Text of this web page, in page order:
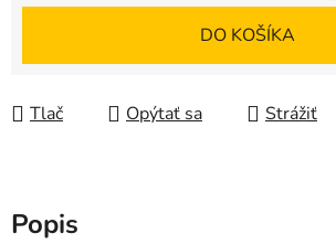
DO KOŠÍKA
Tlač Opýtať sa Strážiť
Popis